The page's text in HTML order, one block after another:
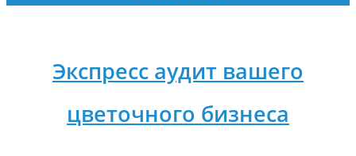
Экспресс аудит вашего
цветочного бизнеса